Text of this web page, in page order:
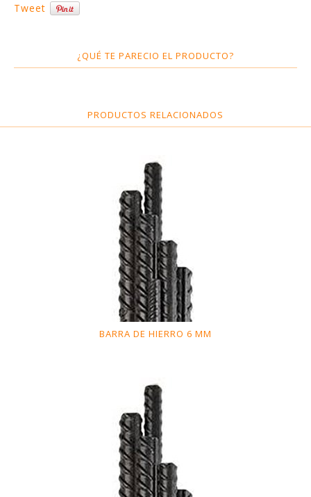
Tweet
¿QUÉ TE PARECIO EL PRODUCTO?
PRODUCTOS RELACIONADOS
BARRA DE HIERRO 6 MM